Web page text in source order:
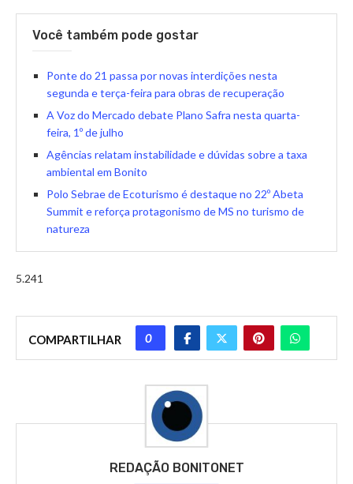
Você também pode gostar
Ponte do 21 passa por novas interdições nesta
segunda e terça-feira para obras de recuperação
A Voz do Mercado debate Plano Safra nesta quarta-
feira, 1º de julho
Agências relatam instabilidade e dúvidas sobre a taxa
ambiental em Bonito
Polo Sebrae de Ecoturismo é destaque no 22º Abeta
Summit e reforça protagonismo de MS no turismo de
natureza
5.241
COMPARTILHAR 0
REDAÇÃO BONITONET